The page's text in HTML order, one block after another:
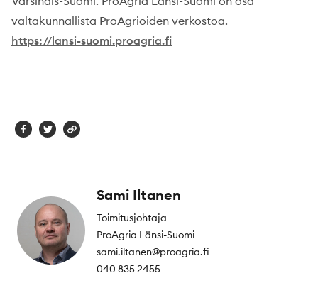
valtakunnallista ProAgrioiden verkostoa.
https://lansi-suomi.proagria.fi
Sami Iltanen
Toimitusjohtaja
ProAgria Länsi-Suomi
sami.iltanen@proagria.fi
040 835 2455